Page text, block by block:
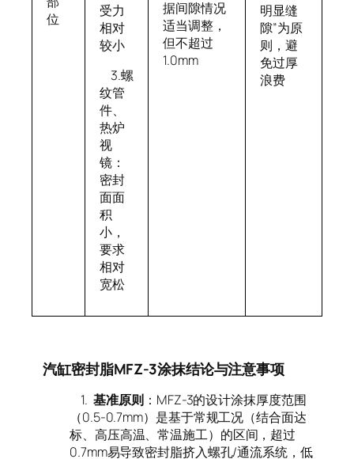
位
受力
相对
较小
3.螺
纹管
件、
热炉
视
镜：
密封
面面
积
小，
要求
相对
宽松
据间隙情况
适当调整，
但不超过
1.0mm
明显缝
隙”为原
则，避
免过厚
浪费
汽缸密封脂MFZ-3涂抹结论与注意事项
1. 基准原则 ：MFZ-3的设计涂抹厚度范围
（0.5-0.7mm）是基于常规工况（结合面达
标、高压高温、常温施工）的区间，超过
0.7mm易导致密封脂挤入螺孔/通流系统，低